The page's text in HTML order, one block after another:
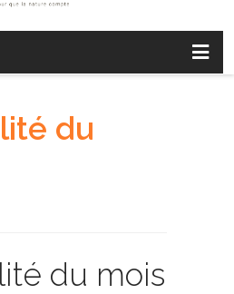
du
du mois